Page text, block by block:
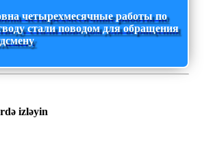
четырехмесячные работы по
стали поводом для обращения
izləyin